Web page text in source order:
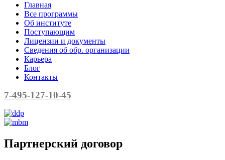
Главная
Все программы
Об институте
Поступающим
Лицензии и документы
Сведения об обр. организации
Карьера
Блог
Контакты
7-495-127-10-45
Партнерский договор